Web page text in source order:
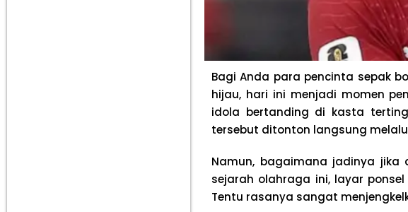
Bagi Anda para pencinta sepak
hijau, hari ini menjadi momen
idola bertanding di kasta
tersebut ditonton langsung
Namun, bagaimana jadinya jika
sejarah olahraga ini, layar
Tentu rasanya sangat